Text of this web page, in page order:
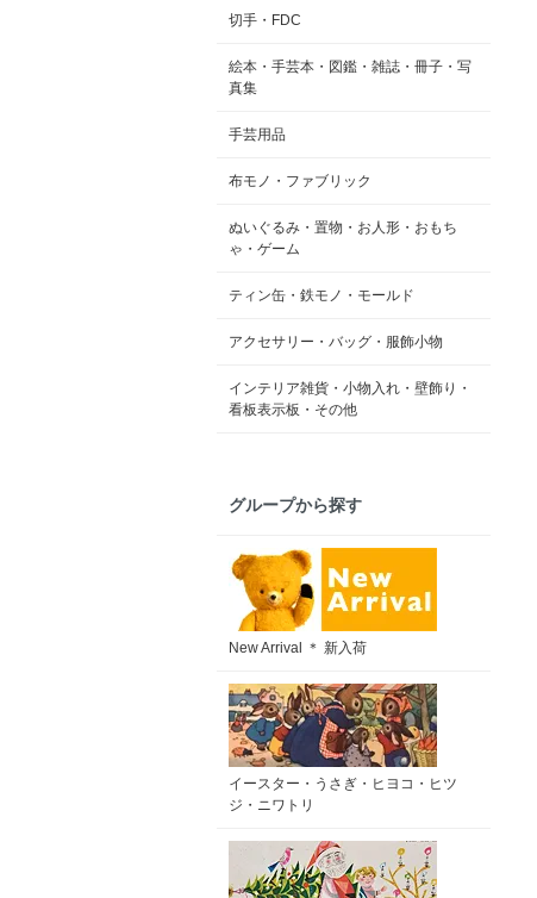
切手・FDC
絵本・手芸本・図鑑・雑誌・冊子・写
真集
手芸用品
布モノ・ファブリック
ぬいぐるみ・置物・お人形・おもち
ゃ・ゲーム
ティン缶・鉄モノ・モールド
アクセサリー・バッグ・服飾小物
インテリア雑貨・小物入れ・壁飾り・
看板表示板・その他
グループから探す
New Arrival ＊ 新入荷
イースター・うさぎ・ヒヨコ・ヒツ
ジ・ニワトリ